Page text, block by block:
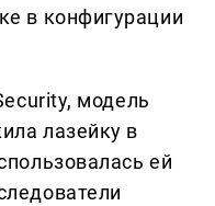
в конфигурации
модель
лазейку в
ей